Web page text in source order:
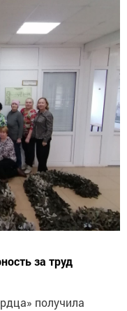
за труд
получила